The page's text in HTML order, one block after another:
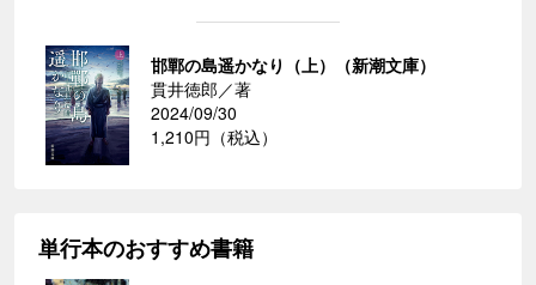
邯鄲の島遥かなり（上）（新潮文庫）
貫井徳郎／著
2024/09/30
1,210円（税込）
単行本のおすすめ書籍